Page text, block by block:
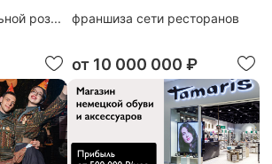
роз... франшиза сети ресторанов
от 10 000 000 ₽